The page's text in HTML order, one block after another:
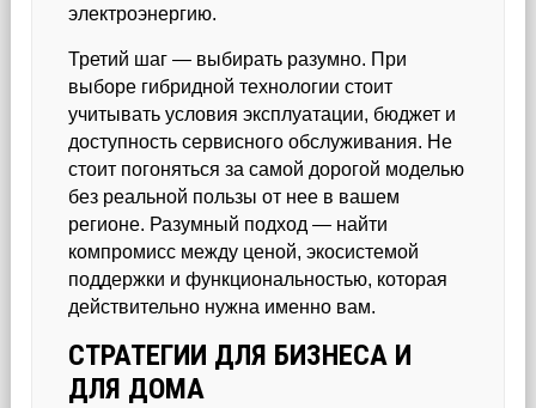
электроэнергию.
Третий шаг — выбирать разумно. При
выборе гибридной технологии стоит
учитывать условия эксплуатации, бюджет и
доступность сервисного обслуживания. Не
стоит погоняться за самой дорогой моделью
без реальной пользы от нее в вашем
регионе. Разумный подход — найти
компромисс между ценой, экосистемой
поддержки и функциональностью, которая
действительно нужна именно вам.
СТРАТЕГИИ ДЛЯ БИЗНЕСА И
ДЛЯ ДОМА